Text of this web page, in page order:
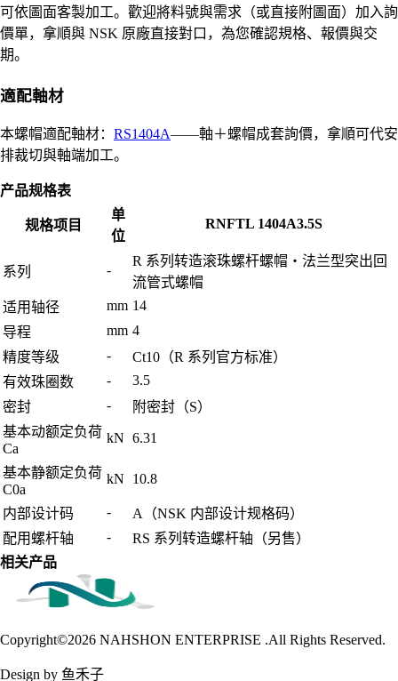
可依圖面客製加工。歡迎將料號與需求（或直接附圖面）加入詢
價單，拿順與 NSK 原廠直接對口，為您確認規格、報價與交
期。
適配軸材
本螺帽適配軸材： RS1404A——軸＋螺帽成套詢價，拿順可代安
排裁切與軸端加工。
产品规格表
规格项目
单
位
RNFTL 1404A3.5S
系列 -
R 系列转造滚珠螺杆螺帽・法兰型突出回
流管式螺帽
适用轴径
mm 14
导程
mm 4
精度等级
-
Ct10（R 系列官方标准）
有效珠圈数
-
3.5
密封
-
附密封（S）
基本动额定负荷
Ca
kN 6.31
基本静额定负荷
C0a
kN 10.8
内部设计码 -
A（NSK 内部设计规格码）
配用螺杆轴
-
RS 系列转造螺杆轴（另售）
相关产品
Copyright©2026 NAHSHON ENTERPRISE .All Rights Reserved.
Design by 鱼禾子